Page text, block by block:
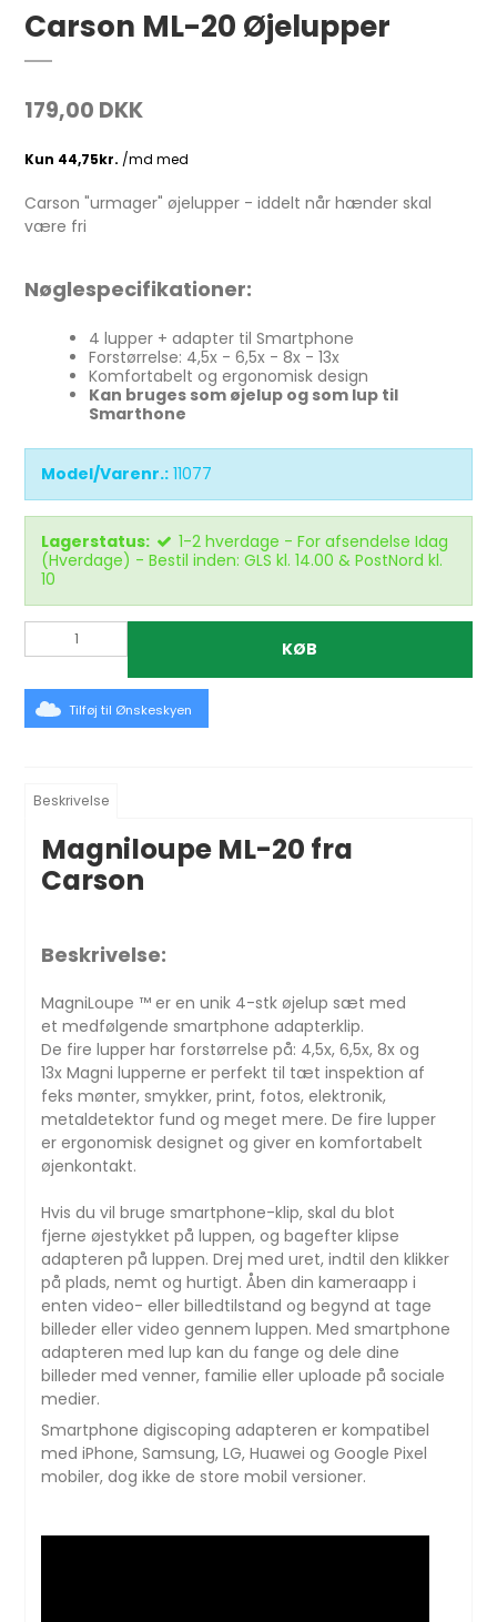
Carson ML-20 Øjelupper
179,00 DKK
Carson "urmager" øjelupper - iddelt når hænder skal
være fri
Nøglespecifikationer:
4 lupper + adapter til Smartphone
Forstørrelse: 4,5x - 6,5x - 8x - 13x
Komfortabelt og ergonomisk design
Kan bruges som øjelup og som lup til
Smarthone
Model/Varenr.: 11077
Lagerstatus:
1-2 hverdage - For afsendelse Idag
(Hverdage) - Bestil inden: GLS kl. 14.00 & PostNord kl.
10
KØB
Tilføj til Ønskeskyen
Beskrivelse
Magniloupe ML-20 fra
Carson
Beskrivelse:
MagniLoupe ™ er en unik 4-stk øjelup sæt med
et medfølgende smartphone adapterklip.
De fire lupper har forstørrelse på: 4,5x, 6,5x, 8x og
13x Magni lupperne er perfekt til tæt inspektion af
feks mønter, smykker, print, fotos, elektronik,
metaldetektor fund og meget mere. De fire lupper
er ergonomisk designet og giver en komfortabelt
øjenkontakt.
Hvis du vil bruge smartphone-klip, skal du blot
fjerne øjestykket på luppen, og bagefter klipse
adapteren på luppen. Drej med uret, indtil den klikker
på plads, nemt og hurtigt. Åben din kameraapp i
enten video- eller billedtilstand og begynd at tage
billeder eller video gennem luppen. Med smartphone
adapteren med lup kan du fange og dele dine
billeder med venner, familie eller uploade på sociale
medier.
Smartphone digiscoping adapteren er kompatibel
med iPhone, Samsung, LG, Huawei og Google Pixel
mobiler, dog ikke de store mobil versioner.